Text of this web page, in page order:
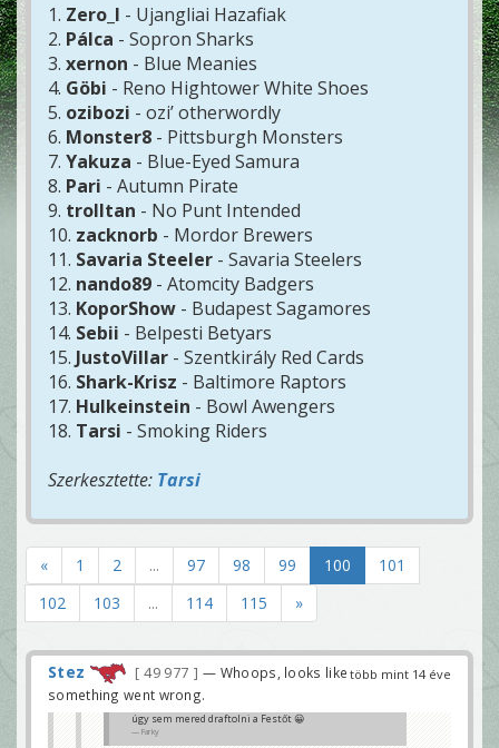
1. Zero_l - Ujangliai Hazafiak
2. Pálca - Sopron Sharks
3. xernon - Blue Meanies
4. Göbi - Reno Hightower White Shoes
5. ozibozi - ozi’ otherwordly
6. Monster8 - Pittsburgh Monsters
7. Yakuza - Blue-Eyed Samura
8. Pari - Autumn Pirate
9. trolltan - No Punt Intended
10. zacknorb - Mordor Brewers
11. Savaria Steeler - Savaria Steelers
12. nando89 - Atomcity Badgers
13. KoporShow - Budapest Sagamores
14. Sebii - Belpesti Betyars
15. JustoVillar - Szentkirály Red Cards
16. Shark-Krisz - Baltimore Raptors
17. Hulkeinstein - Bowl Awengers
18. Tarsi - Smoking Riders
Szerkesztette: Tarsi
« 1 2 ... 97 98 99 100
101
102
103 ... 114 115 »
több mint 14 éve
Stez 49 977
— Whoops, looks like
something went wrong.
úgy sem mered draftolni a Festőt 😀
Farky